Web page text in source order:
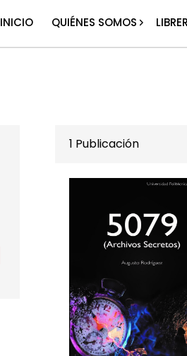
INICIO QUIÉNES SOMOS
1 Publicación